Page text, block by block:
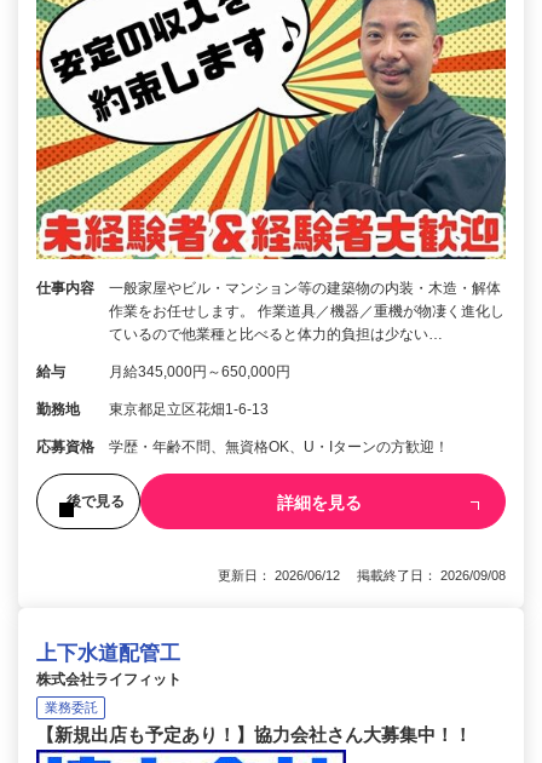
仕事内容
一般家屋やビル・マンション等の建築物の内装・木造・解体
作業をお任せします。 作業道具／機器／重機が物凄く進化し
ているので他業種と比べると体力的負担は少ない…
給与 月給345,000円～650,000円
勤務地 東京都足立区花畑1-6-13
応募資格 学歴・年齢不問、無資格OK、U・Iターンの方歓迎！
後で見る 詳細を見る
更新日： 2026/06/12 掲載終了日： 2026/09/08
上下水道配管工
株式会社ライフィット
業務委託
【新規出店も予定あり！】協力会社さん大募集中！！